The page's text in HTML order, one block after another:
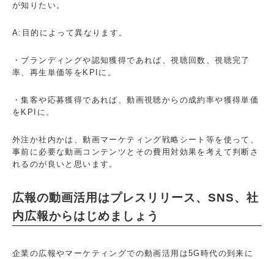
が知りたい。
A:目的によって異なります。
・ブランディングや認知獲得であれば、視聴回数、視聴完了
率、再生単価等をKPIに。
・集客や応募獲得であれば、動画視聴からの成約率や獲得単価
をKPIに。
外注か社内かは、動画マーケティング戦略シート等を使って、
事前に必要な動画コンテンツとその費用対効果を考えて判断さ
れるのが良いと思います。
広報の動画活用はプレスリリース、SNS、社
内広報からはじめましょう
企業の広報やマーケティングでの動画活用は5G時代の到来に